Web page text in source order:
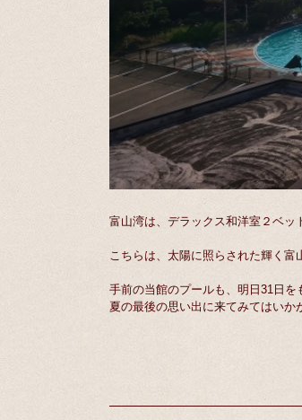
富山湾は、デラックス和洋室２ベッ
こちらは、太陽に照らされた輝く富
手前の当館のプールも、明日31日を
夏の最後の思い出に来てみてはいか